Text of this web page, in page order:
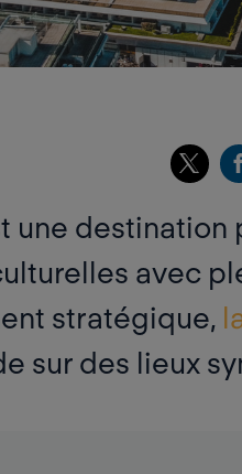
une destination
avec
stratégique,
sur des lieux